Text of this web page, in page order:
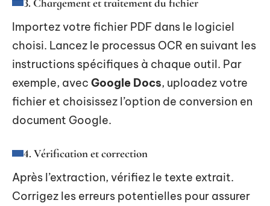
Importez votre fichier PDF dans le logiciel
choisi. Lancez le processus OCR en suivant les
instructions spécifiques à chaque outil. Par
exemple, avec Google Docs, uploadez votre
fichier et choisissez l’option de conversion en
document Google.
4. Vérification et correction
Après l’extraction, vérifiez le texte extrait.
Corrigez les erreurs potentielles pour assurer